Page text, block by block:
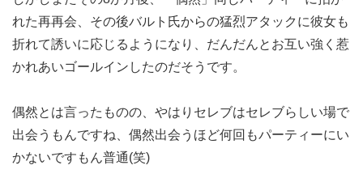
れた再再会、その後バルト氏からの猛烈アタックに彼女も
折れて誘いに応じるようになり、だんだんとお互い強く惹
かれあいゴールインしたのだそうです。
偶然とは言ったものの、やはりセレブはセレブらしい場で
出会うもんですね、偶然出会うほど何回もパーティーにい
かないですもん普通(笑)